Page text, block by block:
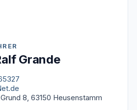
Grande
8, 63150 Heusenstamm